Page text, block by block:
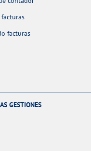
facturas
GESTIONES